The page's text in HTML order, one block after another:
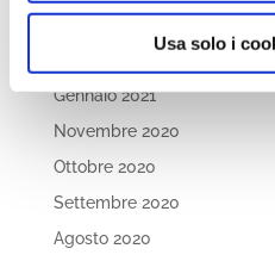
Usa solo i
Gennaio 2021
Novembre 2020
Ottobre 2020
Settembre 2020
Agosto 2020